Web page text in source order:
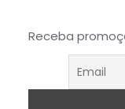
Receba